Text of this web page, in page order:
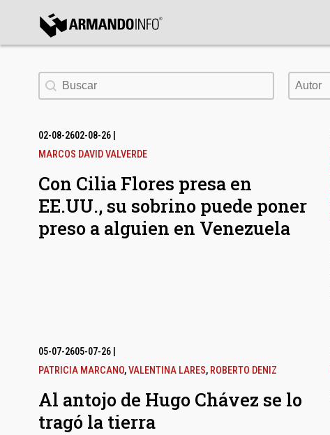
Buscar Autor
Autor
02-08-2602-08-26|
MARCOS DAVID VALVERDE
Con Cilia Flores presa en
EE.UU., su sobrino puede poner
preso a alguien en Venezuela
05-07-2605-07-26|
PATRICIA MARCANO,VALENTINA LARES, ROBERTO DENIZ
Al antojo de Hugo Chávez se lo
tragó la tierra